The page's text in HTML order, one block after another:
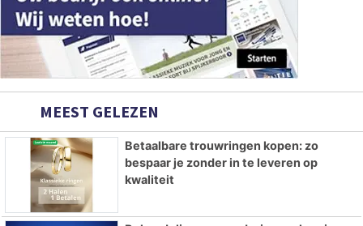
MEEST GELEZEN
Betaalbare trouwringen kopen: zo
bespaar je zonder in te leveren op
kwaliteit